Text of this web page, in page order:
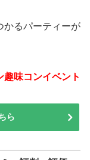
かるパーティーが
味コンイベント
ら